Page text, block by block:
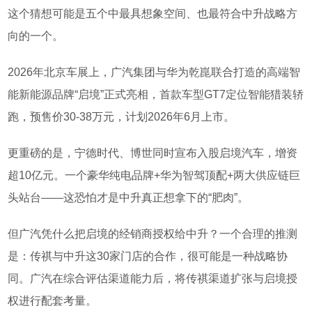
这个猜想可能是五个中最具想象空间、也最符合中升战略方
向的一个。
2026年北京车展上，广汽集团与华为乾崑联合打造的高端智
能新能源品牌“启境”正式亮相，首款车型GT7定位智能猎装轿
跑，预售价30-38万元，计划 2026年6月上市。
更重磅的是，宁德时代、博世同时宣布入股启境汽车，增资
超10亿元。一个豪华纯电品牌+华为智驾顶配+两大供应链巨
头站台——这恐怕才是中升真正想拿下的“肥肉”。
但广汽凭什么把启境的经销商授权给中升？一个合理的推测
是：传祺与中升这30家门店的合作，很可能是一种战略协
同。
广汽在综合评估渠道能力后，将传祺渠道扩张与启境授
权进行配套考量。